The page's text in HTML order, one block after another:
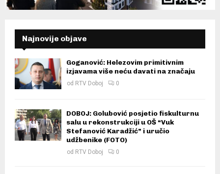
Najnovije objave
Goganović: Helezovim primitivnim
izjavama više neću davati na značaju
od RTV Doboj 0
DOBOJ: Golubović posjetio fiskulturnu
salu u rekonstrukciji u OŠ “Vuk
Stefanović Karadžić” i uručio
udžbenike (FOTO)
od RTV Doboj 0